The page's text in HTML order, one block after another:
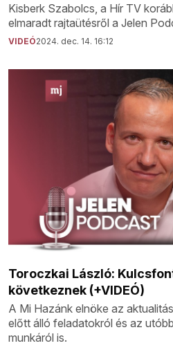
Kisberk Szabolcs, a Hír TV
elmaradt rajtaütésről a Jelen
VIDEÓ2024. dec. 14. 16:12
Toroczkai László:
következnek (+VIDEÓ)
A Mi Hazánk elnöke az
előtt álló feladatokról és az
munkáról is.